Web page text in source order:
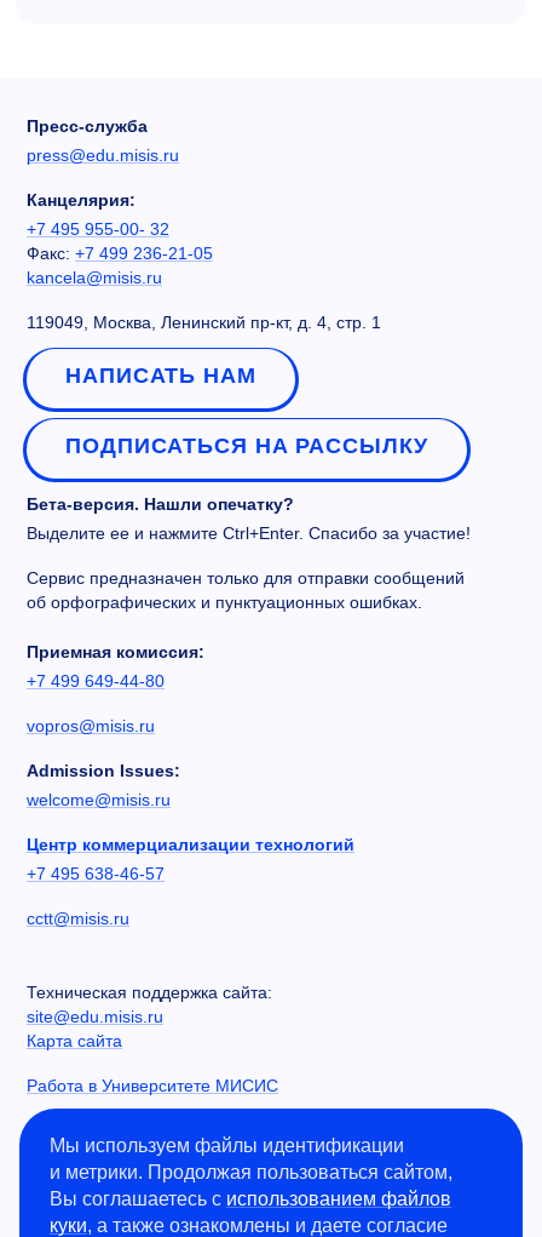
Пресс-служба
press@edu.misis.ru
Канцелярия:
+7 495 955-00- 32
Факс: +7 499 236-21-05
kancela@misis.ru
119049, Москва, Ленинский пр-кт, д. 4, стр. 1
НАПИСАТЬ НАМ
ПОДПИСАТЬСЯ НА РАССЫЛКУ
Бета-версия. Нашли опечатку?
Выделите ее и нажмите Ctrl+Enter. Спасибо за участие!
Сервис предназначен только для отправки сообщений
об орфографических и пунктуационных ошибках.
Приемная комиссия:
+7 499 649-44-80
vopros@misis.ru
Admission Issues:
welcome@misis.ru
Центр коммерциализации технологий
+7 495 638-46-57
cctt@misis.ru
Техническая поддержка сайта:
site@edu.misis.ru
Карта сайта
Работа в Университете МИСИС
Сведения об образовательной организации
Информация о закупках
Противодействие коррупции
Политика конфиденциальности
Мы используем файлы идентификации
и метрики. Продолжая пользоваться сайтом,
Вы соглашаетесь с использованием файлов
куки, а также ознакомлены и даете согласие